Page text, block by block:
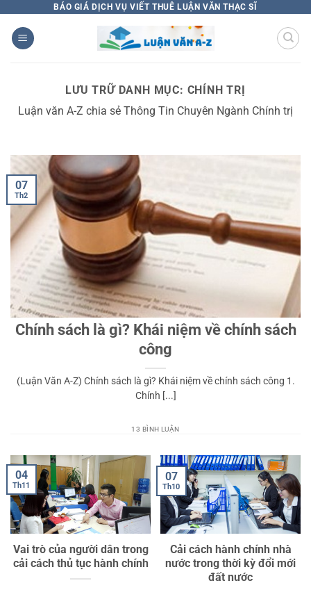
qua
nội
BÁO GIÁ DỊCH VỤ VIẾT THUÊ LUẬN VĂN THẠC SĨ
LƯU TRỮ DANH MỤC: CHÍNH TRỊ
Luận văn A-Z chia sẻ Thông Tin Chuyên Ngành Chính trị
Chính sách là gì? Khái niệm về chính sách
công
(Luận Văn A-Z) Chính sách là gì? Khái niệm về chính sách công 1.
Chính [...]
13 BÌNH LUẬN
07
Th2
Vai trò của người dân trong
cải cách thủ tục hành chính
04
Th11
Cải cách hành chính nhà
nước trong thời kỳ đổi mới
đất nước
07
Th10